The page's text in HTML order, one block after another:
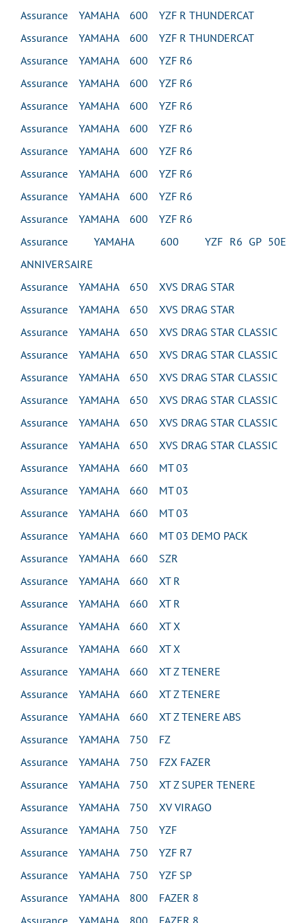
Assurance YAMAHA 600 YZF R THUNDERCAT
Assurance YAMAHA 600 YZF R THUNDERCAT
Assurance YAMAHA 600 YZF R6
Assurance YAMAHA 600 YZF R6
Assurance YAMAHA 600 YZF R6
Assurance YAMAHA 600 YZF R6
Assurance YAMAHA 600 YZF R6
Assurance YAMAHA 600 YZF R6
Assurance YAMAHA 600 YZF R6
Assurance YAMAHA 600 YZF R6
Assurance YAMAHA 600 YZF R6 GP 50E
ANNIVERSAIRE
Assurance YAMAHA 650 XVS DRAG STAR
Assurance YAMAHA 650 XVS DRAG STAR
Assurance YAMAHA 650 XVS DRAG STAR CLASSIC
Assurance YAMAHA 650 XVS DRAG STAR CLASSIC
Assurance YAMAHA 650 XVS DRAG STAR CLASSIC
Assurance YAMAHA 650 XVS DRAG STAR CLASSIC
Assurance YAMAHA 650 XVS DRAG STAR CLASSIC
Assurance YAMAHA 650 XVS DRAG STAR CLASSIC
Assurance YAMAHA 660 MT 03
Assurance YAMAHA 660 MT 03
Assurance YAMAHA 660 MT 03
Assurance YAMAHA 660 MT 03 DEMO PACK
Assurance YAMAHA 660 SZR
Assurance YAMAHA 660 XT R
Assurance YAMAHA 660 XT R
Assurance YAMAHA 660 XT X
Assurance YAMAHA 660 XT X
Assurance YAMAHA 660 XT Z TENERE
Assurance YAMAHA 660 XT Z TENERE
Assurance YAMAHA 660 XT Z TENERE ABS
Assurance YAMAHA 750 FZ
Assurance YAMAHA 750 FZX FAZER
Assurance YAMAHA 750 XT Z SUPER TENERE
Assurance YAMAHA 750 XV VIRAGO
Assurance YAMAHA 750 YZF
Assurance YAMAHA 750 YZF R7
Assurance YAMAHA 750 YZF SP
Assurance YAMAHA 800 FAZER 8
Assurance YAMAHA 800 FAZER 8